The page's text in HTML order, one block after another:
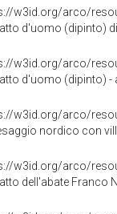
w3id.org/arco/
d'uomo (dipinto)
w3id.org/arco/
d'uomo (dipinto) -
w3id.org/arco/
nordico con
w3id.org/arco/
dell'abate Franco